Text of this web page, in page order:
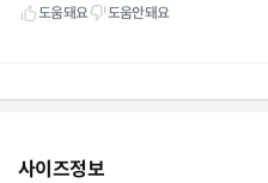
사이즈정보